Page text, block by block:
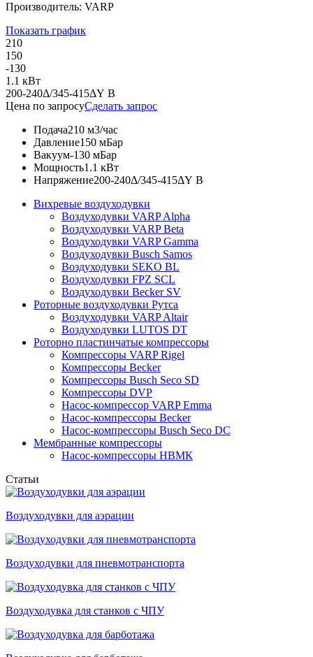
Производитель: VARP
Показать график
210
150
-130
1.1 кВт
200-240Δ/345-415ΔY В
Цена по запросуСделать запрос
Подача210 м3/час
Давление150 мБар
Вакуум-130 мБар
Мощность1.1 кВт
Напряжение200-240Δ/345-415ΔY В
Вихревые воздуходувки
Воздуходувки VARP Alpha
Воздуходувки VARP Beta
Воздуходувки VARP Gamma
Воздуходувки Busch Samos
Воздуходувки SEKO BL
Воздуходувки FPZ SCL
Воздуходувки Becker SV
Роторные воздуходувки Рутса
Воздуходувки VARP Altair
Воздуходувки LUTOS DT
Роторно пластинчатые компрессоры
Компрессоры VARP Rigel
Компрессоры Becker
Компрессоры Busch Seco SD
Компрессоры DVP
Насос-компрессор VARP Emma
Насос-компрессоры Becker
Насос-компрессоры Busch Seco DC
Мембранные компрессоры
Насос-компрессоры НВМК
Статьи
Воздуходувки для аэрации
Воздуходувки для пневмотранспорта
Воздуходувка для станков с ЧПУ